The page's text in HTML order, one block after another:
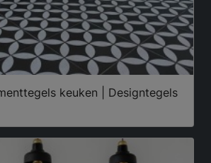
keuken | Designtegels